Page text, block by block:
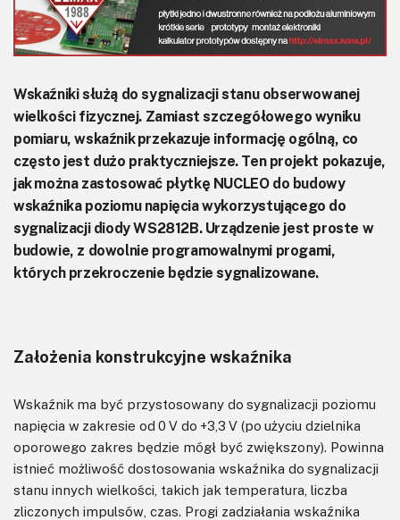
Wskaźniki służą do sygnalizacji stanu obserwowanej
wielkości fizycznej. Zamiast szczegółowego wyniku
pomiaru, wskaźnik przekazuje informację ogólną, co
często jest dużo praktyczniejsze. Ten projekt pokazuje,
jak można zastosować płytkę NUCLEO do budowy
wskaźnika poziomu napięcia wykorzystującego do
sygnalizacji diody WS2812B. Urządzenie jest proste w
budowie, z dowolnie programowalnymi progami,
których przekroczenie będzie sygnalizowane.
Założenia konstrukcyjne wskaźnika
Wskaźnik ma być przystosowany do sygnalizacji poziomu
napięcia w zakresie od 0 V do +3,3 V (po użyciu dzielnika
oporowego zakres będzie mógł być zwiększony). Powinna
istnieć możliwość dostosowania wskaźnika do sygnalizacji
stanu innych wielkości, takich jak temperatura, liczba
zliczonych impulsów, czas. Progi zadziałania wskaźnika